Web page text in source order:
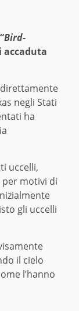
Bird-
accaduta
negli Stati
ha
uccelli,
motivi di
gli uccelli
il cielo
l’hanno